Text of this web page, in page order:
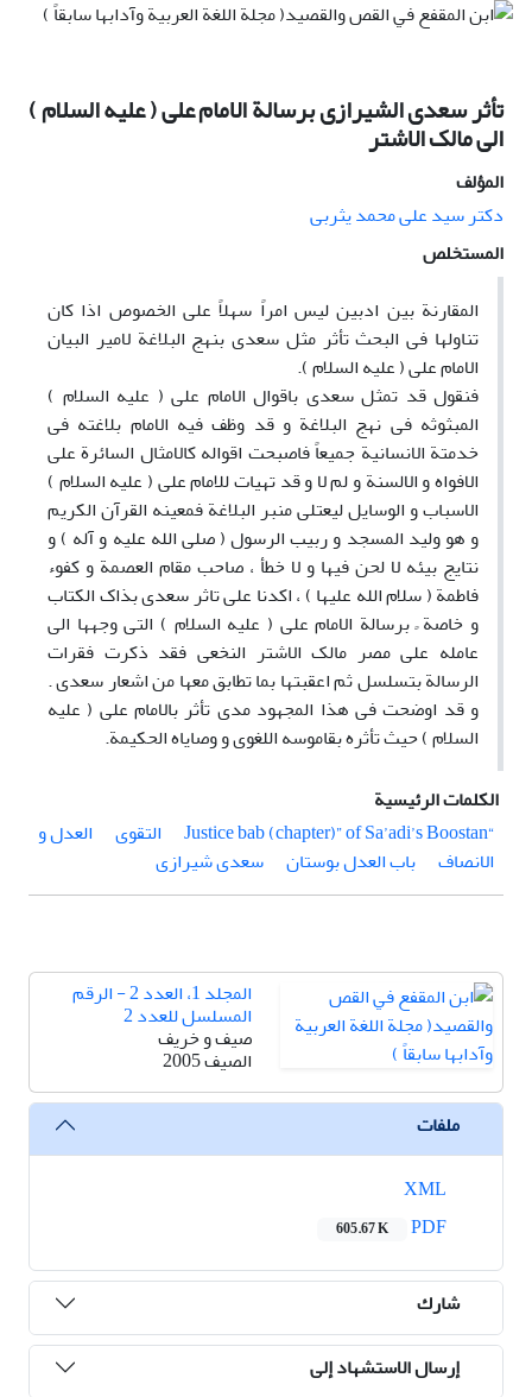
تأثر سعدی الشیرازی برسالة الامام علی ( علیه السلام )
الی مالک الاشتر
المؤلف
دکتر سید علی محمد یثربی
المستخلص
المقارنة بین ادبین لیس امراً سهلاً علی الخصوص اذا کان
تناولها فی البحث تأثر مثل سعدی بنهج البلاغة لامیر البیان
الامام علی ( علیه السلام ).
فنقول قد تمثل سعدی باقوال الامام علی ( علیه السلام )
المبثوثه فی نهج البلاغة و قد وظف فیه الامام بلاغته فی
خدمتة الانسانیة جمیعاً فاصبحت اقواله کالامثال السائرة علی
الافواه و الالسنة و لم لا و قد تهیات للامام علی ( علیه السلام )
الاسباب و الوسایل لیعتلی منبر البلاغة فمعینه القرآن الکریم
و هو ولید المسجد و ربیب الرسول ( صلی الله علیه و آله ) و
نتایج بیئه لا لحن فیها و لا خطأ ، صاحب مقام العصمة و کفوء
فاطمة ( سلام الله علیها ) ، اکدنا علی تاثر سعدی بذاک الکتاب
و خاصة ً برسالة الامام علی ( علیه السلام ) التی وجهها الی
عامله علی مصر مالک الاشتر النخعی فقد ذکرت فقرات
الرسالة بتسلسل ثم اعقبتها بما تطابق معها من اشعار سعدی .
و قد اوضحت فی هذا المجهود مدی تأثر بالامام علی ( علیه
السلام ) حیث تأثره بقاموسه اللغوی و وصایاه الحکیمة.
الكلمات الرئيسية
“Justice bab (chapter)” of Sa’adi’s Boostan
التقوی
العدل و
الانصاف
باب العدل بوستان سعدی شیرازی
المجلد 1، العدد 2 - الرقم
المسلسل للعدد 2
صیف و خریف
الصيف 2005
ملفات
605.67 K
شارك
إرسال الاستشهاد إلى